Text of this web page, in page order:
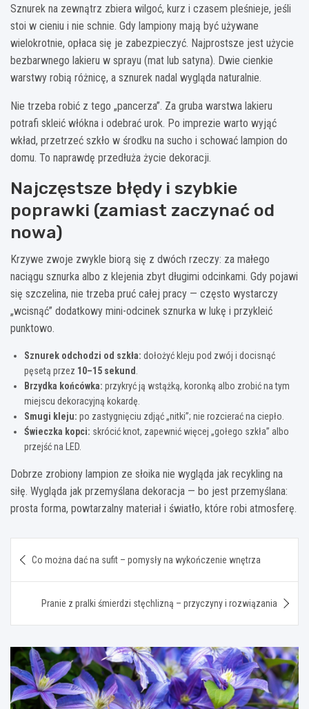
Sznurek na zewnątrz zbiera wilgoć, kurz i czasem pleśnieje, jeśli
stoi w cieniu i nie schnie. Gdy lampiony mają być używane
wielokrotnie, opłaca się je zabezpieczyć. Najprostsze jest użycie
bezbarwnego lakieru w sprayu (mat lub satyna). Dwie cienkie
warstwy robią różnicę, a sznurek nadal wygląda naturalnie.
Nie trzeba robić z tego „pancerza”. Za gruba warstwa lakieru
potrafi skleić włókna i odebrać urok. Po imprezie warto wyjąć
wkład, przetrzeć szkło w środku na sucho i schować lampion do
domu. To naprawdę przedłuża życie dekoracji.
Najczęstsze błędy i szybkie
poprawki (zamiast zaczynać od
nowa)
Krzywe zwoje zwykle biorą się z dwóch rzeczy: za małego
naciągu sznurka albo z klejenia zbyt długimi odcinkami. Gdy pojawi
się szczelina, nie trzeba pruć całej pracy — często wystarczy
„wcisnąć” dodatkowy mini-odcinek sznurka w lukę i przykleić
punktowo.
Sznurek odchodzi od szkła: dołożyć kleju pod zwój i docisnąć
pęsetą przez 10–15 sekund
Brzydka końcówka: przykryć ją wstążką, koronką albo zrobić na tym
miejscu dekoracyjną kokardę.
Smugi kleju: po zastygnięciu zdjąć „nitki”; nie rozcierać na ciepło.
Świeczka kopci: skrócić knot, zapewnić więcej „gołego szkła” albo
przejść na LED.
Dobrze zrobiony lampion ze słoika nie wygląda jak recykling na
siłę. Wygląda jak przemyślana dekoracja — bo jest przemyślana:
prosta forma, powtarzalny materiał i światło, które robi atmosferę.
wpisu
Co można dać na sufit – pomysły na wykończenie wnętrza
Pranie z pralki śmierdzi stęchlizną – przyczyny i rozwiązania